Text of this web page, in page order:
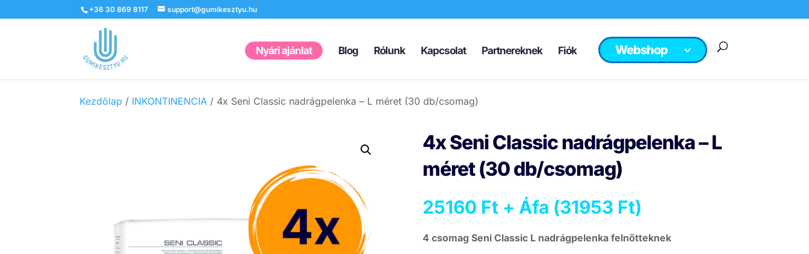
+36 30 869 8117 support@gumikesztyu.hu
Nyári ajánlat Blog Rólunk Kapcsolat Partnereknek Fiók Webshop
Kezdőlap / INKONTINENCIA / 4x Seni Classic nadrágpelenka – L méret (30 db/csomag)
4x Seni Classic nadrágpelenka – L
méret (30 db/csomag)
25160 Ft + Áfa (31953 Ft)
4 csomag Seni Classic L nadrágpelenka felnőtteknek